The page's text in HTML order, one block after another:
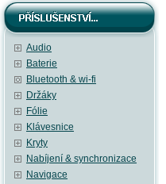
Audio
Baterie
Bluetooth & wi-fi
Držáky
Fólie
Klávesnice
Kryty
Nabíjení & synchronizace
Navigace